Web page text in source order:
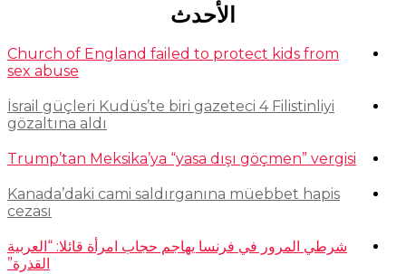
الأحدث
Church of England failed to protect kids from
sex abuse
İsrail güçleri Kudüs’te biri gazeteci 4 Filistinliyi
gözaltına aldı
Trump’tan Meksika’ya “yasa dışı göçmen” vergisi
Kanada’daki cami saldırganına müebbet hapis
cezası
شرطي المرور في فرنسا يهاجم حجاب امرأة قائلا: “العربية
القذرة”